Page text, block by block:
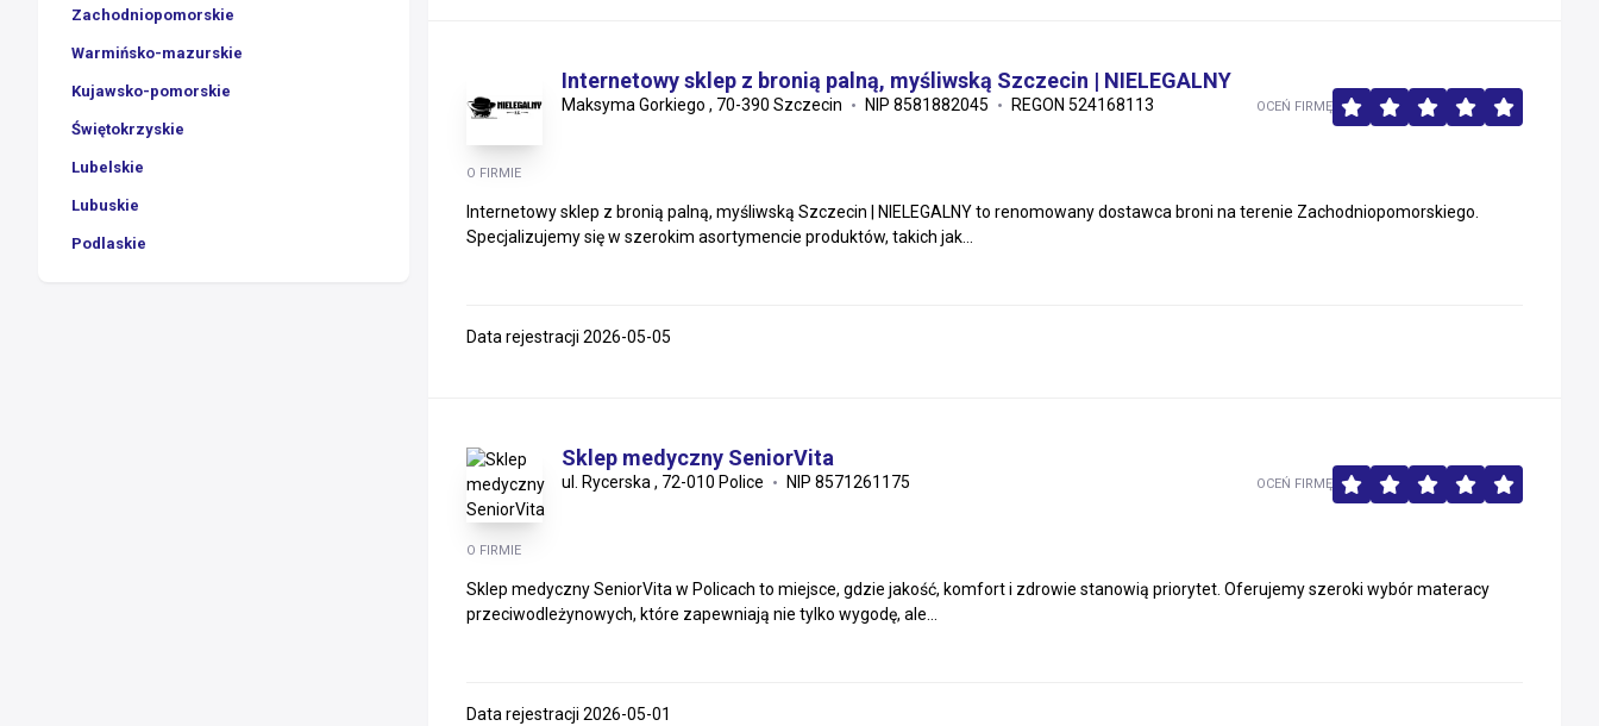
Zachodniopomorskie
Warmińsko-mazurskie
Kujawsko-pomorskie
Świętokrzyskie
Lubelskie
Lubuskie
Podlaskie
Internetowy sklep z bronią palną, myśliwską Szczecin | NIELEGALNY
Maksyma Gorkiego , 70-390 Szczecin NIP 8581882045 REGON 524168113
O FIRMIE
Internetowy sklep z bronią palną, myśliwską Szczecin | NIELEGALNY to renomowany dostawca broni na terenie Zachodniopomorskiego.
Specjalizujemy się w szerokim asortymencie produktów, takich jak...
OCEŃ FIRMĘ
Data rejestracji 2026-05-05
Sklep medyczny SeniorVita
ul. Rycerska , 72-010 Police NIP 8571261175
O FIRMIE
Sklep medyczny SeniorVita w Policach to miejsce, gdzie jakość, komfort i zdrowie stanowią priorytet. Oferujemy szeroki wybór materacy
przeciwodleżynowych, które zapewniają nie tylko wygodę, ale...
OCEŃ FIRMĘ
Data rejestracji 2026-05-01